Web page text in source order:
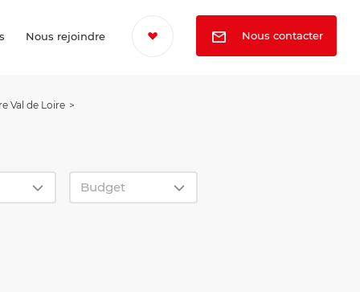
Nous rejoindre Nous contacter
Val de Loire
Budget